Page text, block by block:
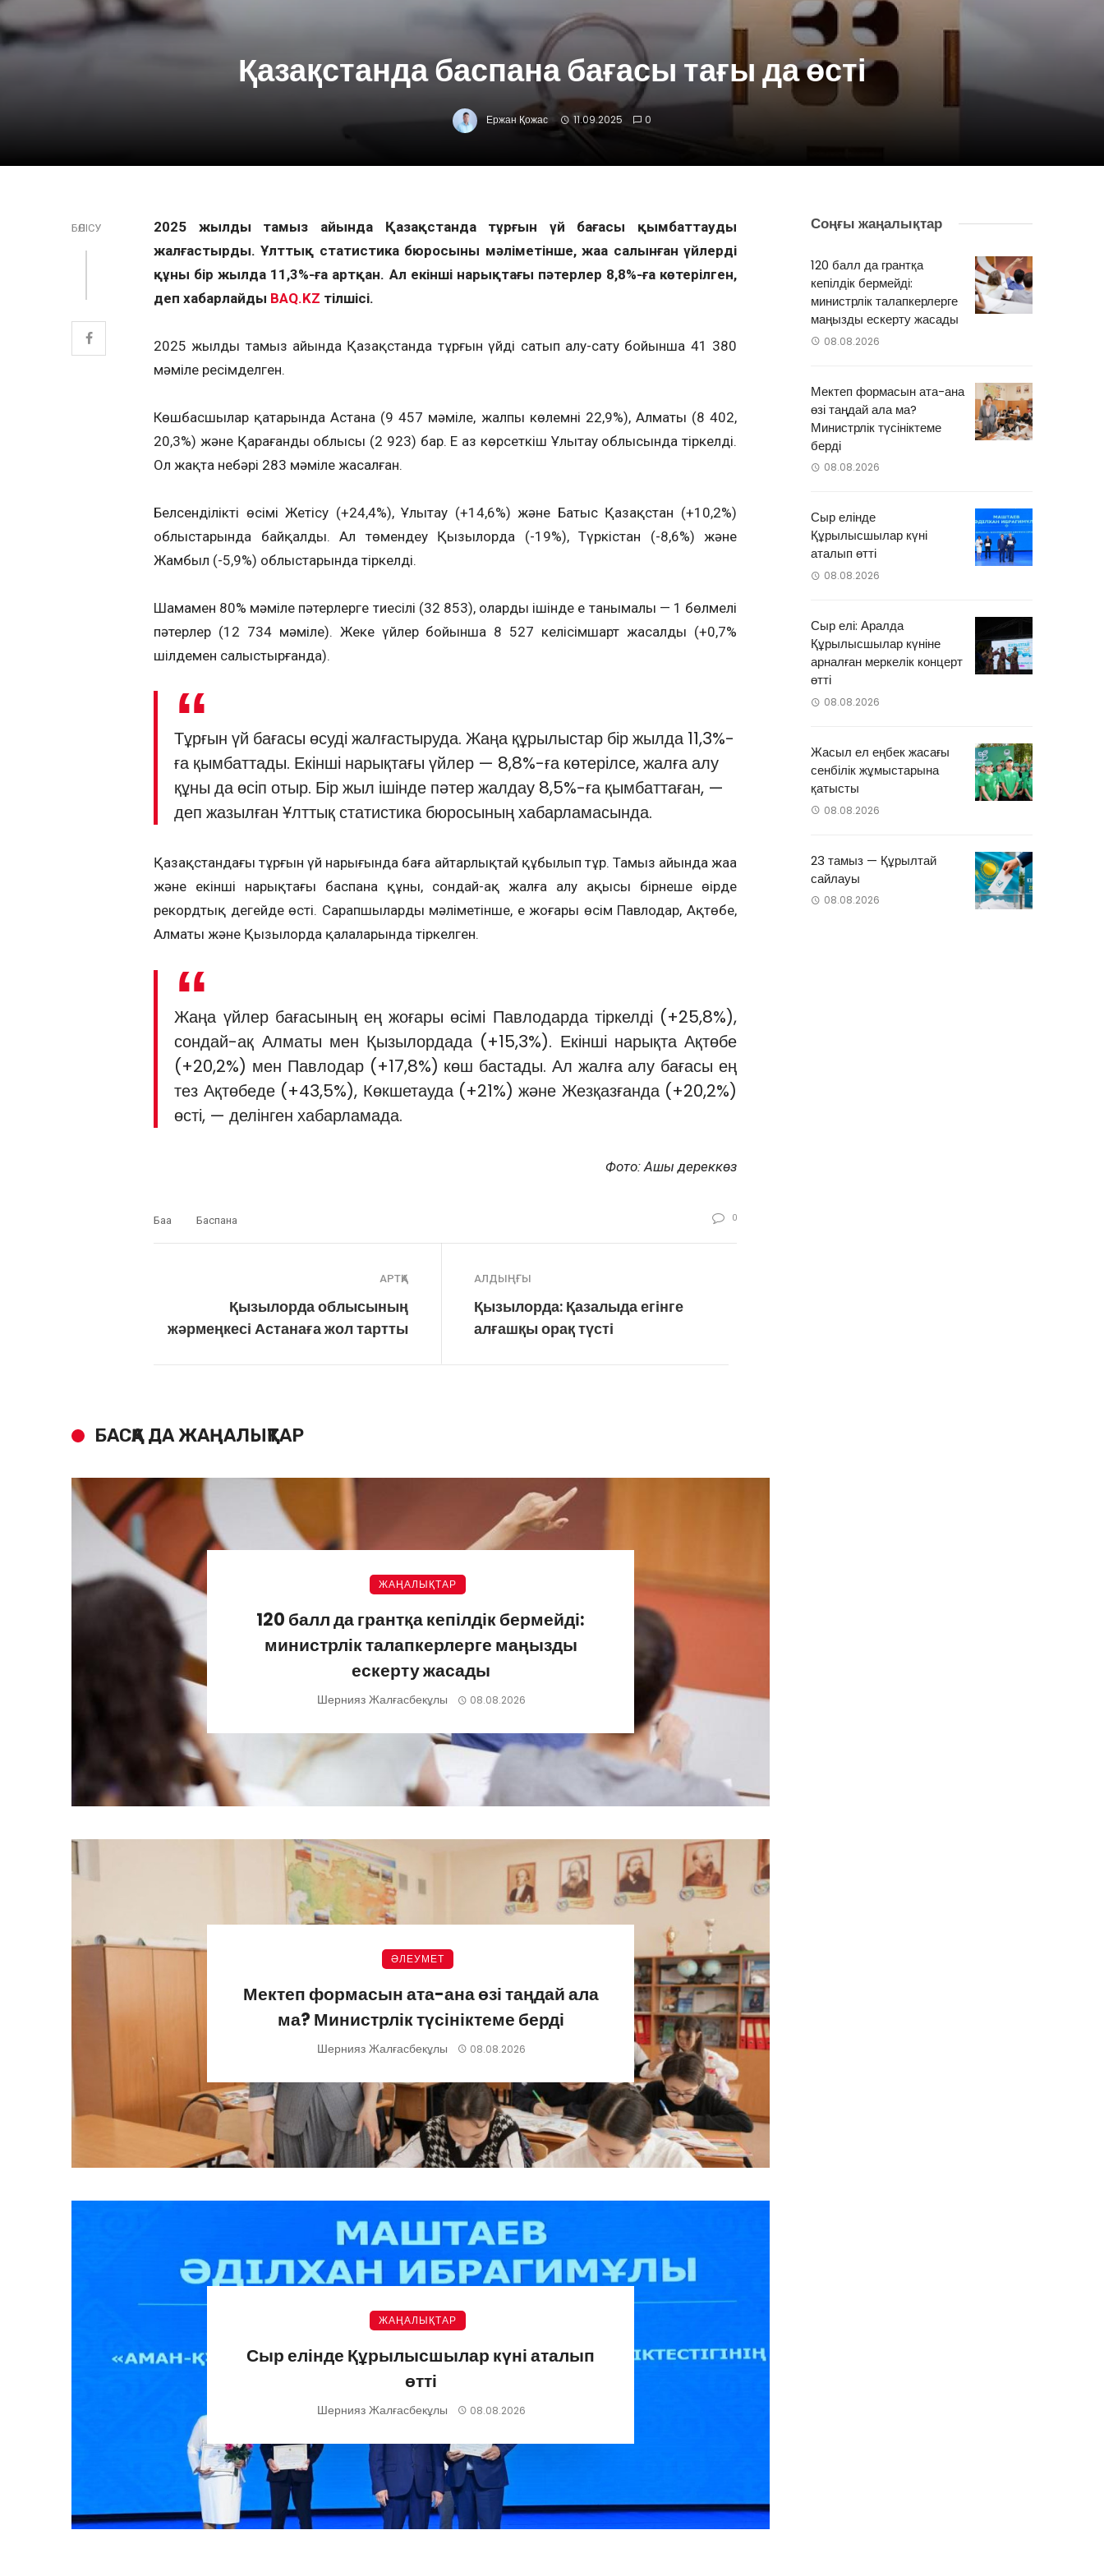
Қазақстанда баспана бағасы тағы да өсті
Ержан Қожас 11.09.2025 0
БӨЛІСУ
2025 жылдың тамыз айында Қазақстанда тұрғын үй бағасы қымбаттауды
жалғастырды. Ұлттық статистика бюросының мәліметінше, жаңа салынған үйлердің
құны бір жылда 11,3%-ға артқан. Ал екінші нарықтағы пәтерлер 8,8%-ға көтерілген,
деп хабарлайды BAQ.KZ тілшісі.
2025 жылдың тамыз айында Қазақстанда тұрғын үйді сатып алу-сату бойынша 41 380
мәміле ресімделген.
Көшбасшылар қатарында Астана (9 457 мәміле, жалпы көлемнің 22,9%), Алматы (8 402,
20,3%) және Қарағанды облысы (2 923) бар. Ең аз көрсеткіш Ұлытау облысында тіркелді.
Ол жақта небәрі 283 мәміле жасалған.
Белсенділіктің өсімі Жетісу (+24,4%), Ұлытау (+14,6%) және Батыс Қазақстан (+10,2%)
облыстарында байқалды. Ал төмендеу Қызылорда (-19%), Түркістан (-8,6%) және
Жамбыл (-5,9%) облыстарында тіркелді.
Шамамен 80% мәміле пәтерлерге тиесілі (32 853), олардың ішінде ең танымалы — 1 бөлмелі
пәтерлер (12 734 мәміле). Жеке үйлер бойынша 8 527 келісімшарт жасалды (+0,7%
шілдемен салыстырғанда).
Тұрғын үй бағасы өсуді жалғастыруда. Жаңа құрылыстар бір жылда 11,3%-
ға қымбаттады. Екінші нарықтағы үйлер — 8,8%-ға көтерілсе, жалға алу
құны да өсіп отыр. Бір жыл ішінде пәтер жалдау 8,5%-ға қымбаттаған, —
деп жазылған Ұлттық статистика бюросының хабарламасында.
Қазақстандағы тұрғын үй нарығында баға айтарлықтай құбылып тұр. Тамыз айында жаңа
және екінші нарықтағы баспана құны, сондай-ақ жалға алу ақысы бірнеше өңірде
рекордтық деңгейде өсті. Сарапшылардың мәліметінше, ең жоғары өсім Павлодар, Ақтөбе,
Алматы және Қызылорда қалаларында тіркелген.
Жаңа үйлер бағасының ең жоғары өсімі Павлодарда тіркелді (+25,8%),
сондай-ақ Алматы мен Қызылордада (+15,3%). Екінші нарықта Ақтөбе
(+20,2%) мен Павлодар (+17,8%) көш бастады. Ал жалға алу бағасы ең
тез Ақтөбеде (+43,5%), Көкшетауда (+21%) және Жезқазғанда (+20,2%)
өсті, — делінген хабарламада.
Фото: Ашық дереккөз
Баға Баспана 0
АРТҚА
Қызылорда облысының
жәрмеңкесі Астанаға жол тартты
АЛДЫҢҒЫ
Қызылорда: Қазалыда егінге
алғашқы орақ түсті
БАСҚА ДА ЖАҢАЛЫҚТАР
ЖАҢАЛЫҚТАР
120 балл да грантқа кепілдік бермейді:
министрлік талапкерлерге маңызды
ескерту жасады
Шернияз Жалғасбекұлы 08.08.2026
ӘЛЕУМЕТ
Мектеп формасын ата-ана өзі таңдай ала
ма? Министрлік түсініктеме берді
Шернияз Жалғасбекұлы 08.08.2026
ЖАҢАЛЫҚТАР
Сыр елінде Құрылысшылар күні аталып
өтті
Шернияз Жалғасбекұлы 08.08.2026
Соңғы жаңалықтар
120 балл да грантқа
кепілдік бермейді:
министрлік талапкерлерге
маңызды ескерту жасады
08.08.2026
Мектеп формасын ата-ана
өзі таңдай ала ма?
Министрлік түсініктеме
берді
08.08.2026
Сыр елінде
Құрылысшылар күні
аталып өтті
08.08.2026
Сыр елі: Аралда
Құрылысшылар күніне
арналған меркелік концерт
өтті
08.08.2026
Жасыл ел еңбек жасағы
сенбілік жұмыстарына
қатысты
08.08.2026
23 тамыз — Құрылтай
сайлауы
08.08.2026